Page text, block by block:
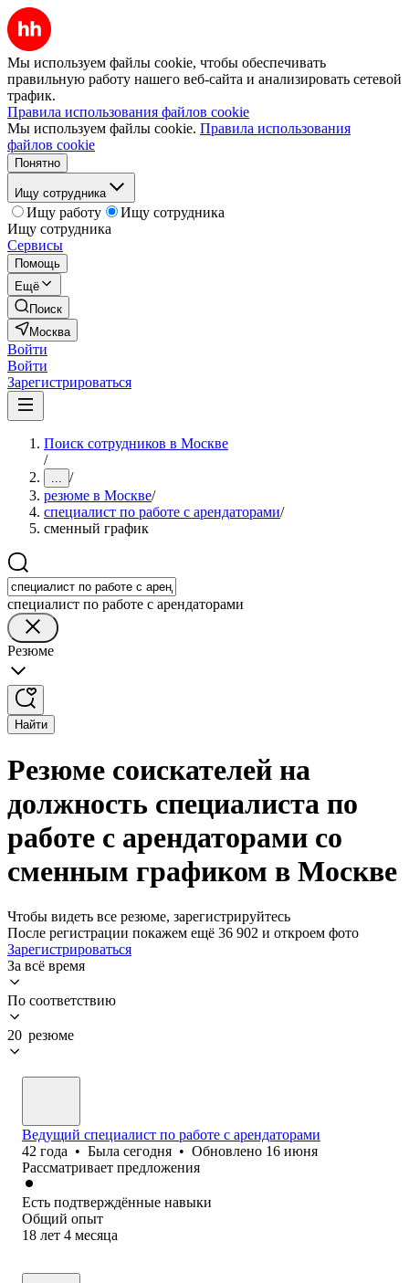
Мы используем файлы cookie, чтобы обеспечивать
правильную работу нашего веб-сайта и анализировать сетевой
трафик.
Правила использования файлов cookie
Мы используем файлы cookie. Правила использования
файлов cookie
Понятно
Ищу сотрудника
Ищу работу
Ищу сотрудника
Ищу сотрудника
Сервисы
Помощь
Ещё
Поиск
Москва
Войти
Войти
Зарегистрироваться
Поиск сотрудников в Москве
/
... /
резюме в Москве/
специалист по работе с арендаторами/
сменный график
специалист по работе с арендаторами
Резюме
Найти
Резюме соискателей на
должность специалиста по
работе с арендаторами со
сменным графиком в Москве
Чтобы видеть все резюме, зарегистрируйтесь
После регистрации покажем ещё 36 902 и откроем фото
Зарегистрироваться
За всё время
По соответствию
20 резюме
Ведущий специалист по работе с арендаторами
42 года • Была сегодня • Обновлено 16 июня
Рассматривает предложения
Есть подтверждённые навыки
Общий опыт
18 лет 4 месяца